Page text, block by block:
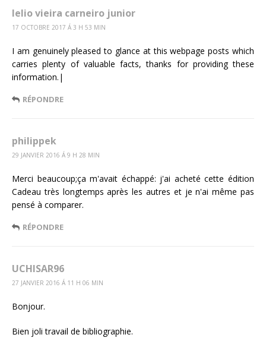
lelio vieira carneiro junior
17 OCTOBRE 2017 Á 3 H 53 MIN
I am genuinely pleased to glance at this webpage posts which
carries plenty of valuable facts, thanks for providing these
information.|
RÉPONDRE
philippek
29 JANVIER 2016 Á 9 H 28 MIN
Merci beaucoup;ça m'avait échappé: j'ai acheté cette édition
Cadeau très longtemps après les autres et je n'ai même pas
pensé à comparer.
RÉPONDRE
UCHISAR96
27 JANVIER 2016 Á 11 H 06 MIN
Bonjour.
Bien joli travail de bibliographie.